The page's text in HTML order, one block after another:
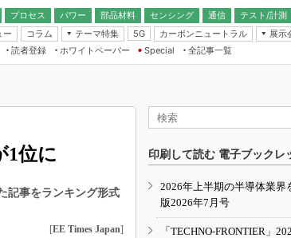
プロセス パワー 部品材料 センシング
通信
無線
テスト/計測
ー コラム
テーマ特集
）
5G カーボンニュートラル
展示
IoT・エッジコンピューティング
EXPO
TECHNO-FRONTIER
人とくるま展
読者登録 ホワイトペーパー
Special
全記事一覧
1位に
記事をランキング形式
[EE Times Japan]
印刷して読む 電子ブックレ
2026年上半期の半導体業
版2026年7月号
「TECHNO-FRONTIER」